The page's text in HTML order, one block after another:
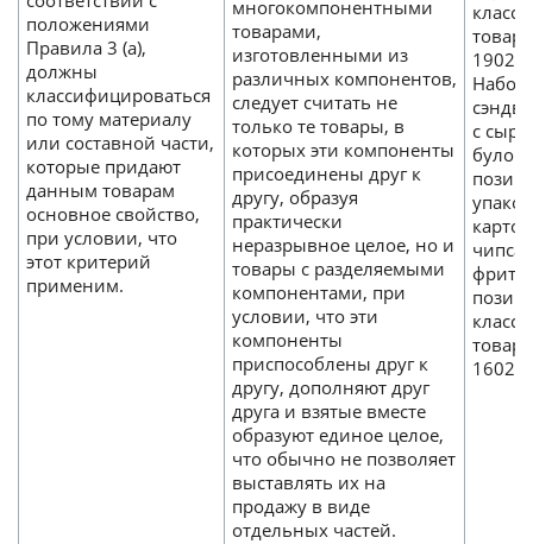
положениями
Правила 3 (а),
должны
классифицироваться
по тому материалу
или составной части,
которые придают
данным товарам
основное свойство,
при условии, что
этот критерий
применим.
многокомпонентными
товарами,
изготовленными из
различных компонентов,
следует считать не
только те товары, в
которых эти компоненты
присоединены друг к
другу, образуя
практически
неразрывное целое, но и
товары с разделяемыми
компонентами, при
условии, что эти
компоненты
приспособлены друг к
другу, дополняют друг
друга и взятые вместе
образуют единое целое,
что обычно не позволяет
выставлять их на
продажу в виде
отдельных частей.
1902.
с
1602.